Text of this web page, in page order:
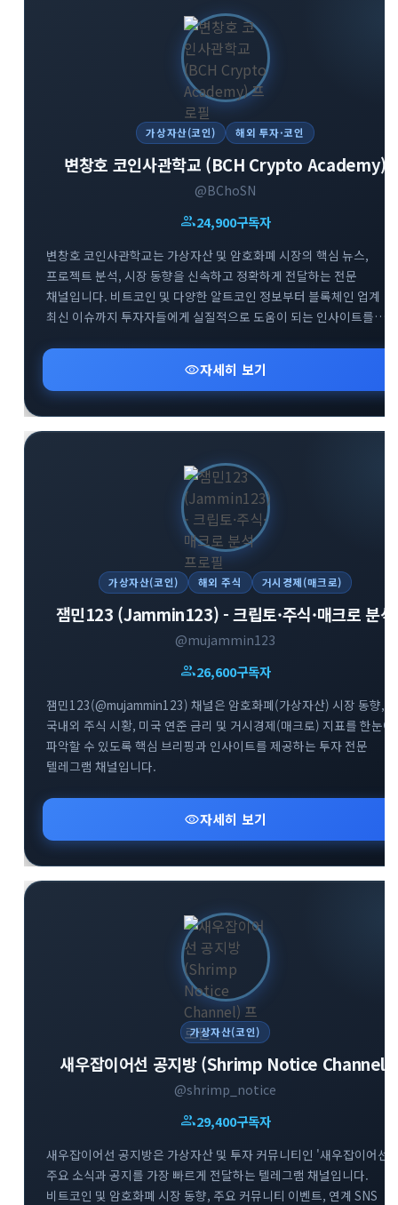
가상자산(코인) 해외 투자·코인
변창호 코인사관학교 (BCH Crypto Academy)
@BChoSN
group24,900구독자
변창호 코인사관학교는 가상자산 및 암호화폐 시장의 핵심 뉴스,
프로젝트 분석, 시장 동향을 신속하고 정확하게 전달하는 전문
채널입니다. 비트코인 및 다양한 알트코인 정보부터 블록체인 업계
최신 이슈까지 투자자들에게 실질적으로 도움이 되는 인사이트를
태그를 통해 투명하게 채널을 운영하고 있습니다. 가상자산 시장의
흐름을 빠르게 파악하고 신뢰도 높은 투자 정보를 얻고자 하는
투자자분들께 추천합니다.
visibility자세히 보기
가상자산(코인) 해외 주식 거시경제(매크로)
잼민123 (Jammin123) - 크립토·주식·매크로 분석
@mujammin123
group26,600구독자
잼민123(@mujammin123) 채널은 암호화폐(가상자산) 시장 동향,
국내외 주식 시황, 미국 연준 금리 및 거시경제(매크로) 지표를 한눈에
파악할 수 있도록 핵심 브리핑과 인사이트를 제공하는 투자 전문
텔레그램 채널입니다.
visibility자세히 보기
가상자산(코인)
새우잡이어선 공지방 (Shrimp Notice Channel)
@shrimp_notice
group29,400구독자
새우잡이어선 공지방은 가상자산 및 투자 커뮤니티인 '새우잡이어선'
주요 소식과 공지를 가장 빠르게 전달하는 텔레그램 채널입니다.
비트코인 및 암호화폐 시장 동향, 주요 커뮤니티 이벤트, 연계 SNS